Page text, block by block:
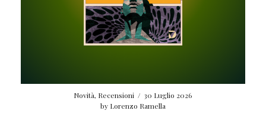
Novità, Recensioni / 30 Luglio 2026
by Lorenzo Ramella